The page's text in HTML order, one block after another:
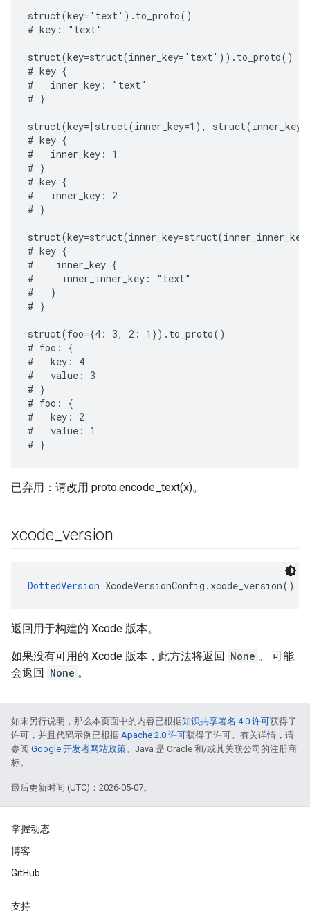
struct(key='text').to_proto()
# key: "text"
struct(key=struct(inner_key='text')).to_proto()
# key {
#   inner_key: "text"
# }
struct(key=[struct(inner_key=1),
# key {
#   inner_key: 1
# }
# key {
#   inner_key: 2
# }
# key {
#    inner_key {
#     inner_inner_key: "text"
#   }
# }
struct(foo={4: 3, 2: 1}).to_proto()
# foo: {
#   key: 4
#   value: 3
# }
# foo: {
#   key: 2
#   value: 1
已弃用：请改用 proto.encode_text(x)。
xcode version
DottedVersion XcodeVersionConfig.xcode_version()
返回用于构建的 Xcode 版本。
如果没有可用的 Xcode 版本，此方法将返回 None 。 可能
会返回 None 。
如未另行说明，那么本页面中的内容已根据知识共享署名 4.0 许可获得了
许可，并且代码示例已根据 Apache 2.0 许可获得了许可。有关详情，请
参阅 Google 开发者网站政策。Java 是 Oracle 和/或其关联公司的注册商
标。
最后更新时间 (UTC)：2026-05-07。
掌握动态
博客
GitHub
支持